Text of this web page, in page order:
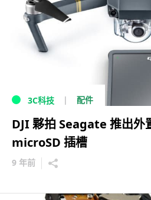
3C科技 配件
DJI 夥拍 Seagate 推出
microSD 插槽
9 年前